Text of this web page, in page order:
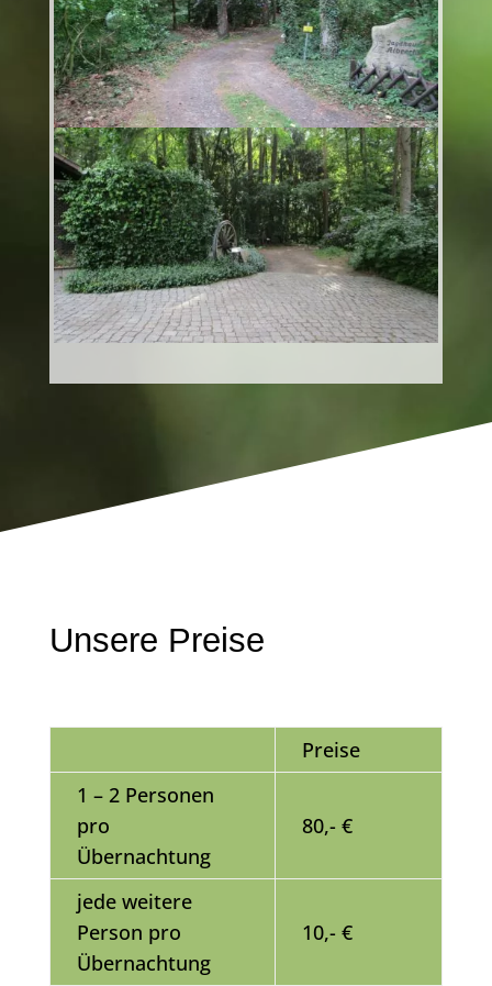
Unsere Preise
Preise
1 – 2 Personen
pro
Übernachtung
80,- €
jede weitere
Person pro
Übernachtung
10,- €